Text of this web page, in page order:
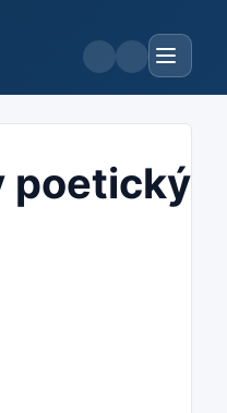
poetický